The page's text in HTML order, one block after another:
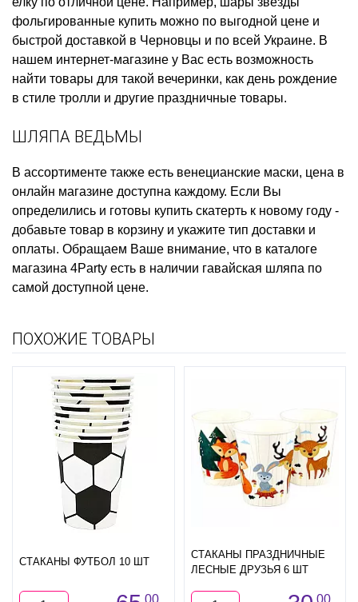
фольгированные купить можно по выгодной цене и
быстрой доставкой в Черновцы и по всей Украине. В
нашем интернет-магазине у Вас есть возможность
найти товары для такой вечеринки, как день рождение
в стиле тролли и другие праздничные товары.
ШЛЯПА ВЕДЬМЫ
В ассортименте также есть венецианские маски, цена в
онлайн магазине доступна каждому. Если Вы
определились и готовы купить скатерть к новому году -
добавьте товар в корзину и укажите тип доставки и
оплаты. Обращаем Ваше внимание, что в каталоге
магазина 4Party есть в наличии гавайская шляпа по
самой доступной цене.
ПОХОЖИЕ ТОВАРЫ
СТАКАНЫ ФУТБОЛ 10 ШТ
СТАКАНЫ ПРАЗДНИЧНЫЕ
ЛЕСНЫЕ ДРУЗЬЯ 6 ШТ